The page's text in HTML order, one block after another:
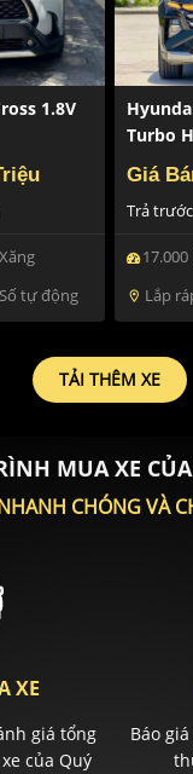
1.8V
Xăng
Số tự động
Turbo
Giá
Trả
17.000
location_on Lắp
TẢI THÊM XE
MUA XE
CHÓNG VÀ
XE
giá tổng
của Quý
Báo